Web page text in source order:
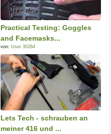
Practical Testing: Goggles
and Facemasks...
von: User 30284
Lets Tech - schrauben an
meiner 416 und ...